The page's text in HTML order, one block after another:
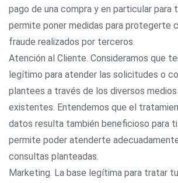
pago de una compra y en particular para
permite poner medidas para protegerte
fraude realizados por terceros.
Atención al Cliente. Consideramos que
legítimo para atender las solicitudes o
plantees a través de los diversos
existentes. Entendemos que el
datos resulta también beneficioso para
permite poder atenderte
consultas planteadas.
Marketing. La base legítima para tratar